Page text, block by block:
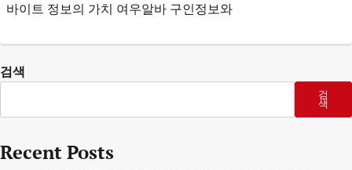
바이트 정보의 가치 여우알바 구인정보와
검색
검
색
Recent Posts